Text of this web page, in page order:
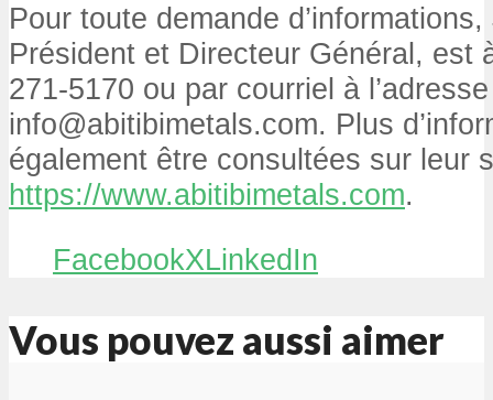
Pour toute demande
Président et Directeur Général, est
271-5170 ou par courriel à l’adresse
info@abitibimetals.com. Plus
également être consultées sur leur
https://www.abitibimetals.com.
FacebookXLinkedIn
Vous pouvez aussi aimer